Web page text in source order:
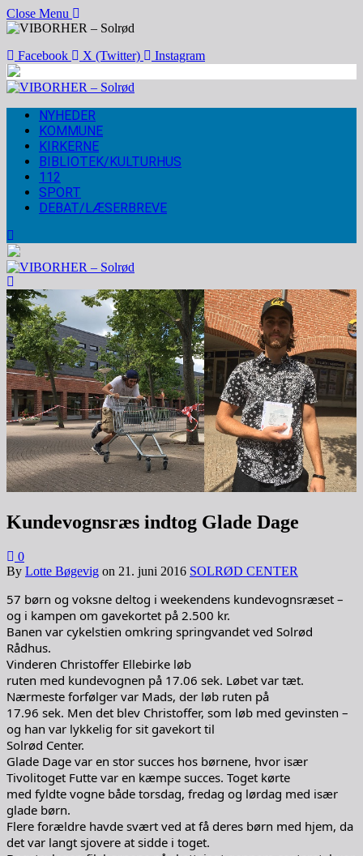
Close Menu
Facebook X (Twitter) Instagram
NYHEDER
KOMMUNE
KIRKERNE
BIBLIOTEK/KULTURHUS
112
SPORT
DEBAT/LÆSERBREVE
Kundevognsræs indtog Glade Dage
0
By Lotte Bøgevig on 21. juni 2016 SOLRØD CENTER
57 børn og voksne deltog i weekendens kundevognsræset –
og i kampen om gavekortet på 2.500 kr.
Banen var cykelstien omkring springvandet ved Solrød
Rådhus.
Vinderen Christoffer Ellebirke løb
ruten med kundevognen på 17.06 sek. Løbet var tæt.
Nærmeste forfølger var Mads, der løb ruten på
17.96 sek. Men det blev Christoffer, som løb med gevinsten –
og han var lykkelig for sit gavekort til
Solrød Center.
Glade Dage var en stor succes hos børnene, hvor især
Tivolitoget Futte var en kæmpe succes. Toget kørte
med fyldte vogne både torsdag, fredag og lørdag med især
glade børn.
Flere forældre havde svært ved at få deres børn med hjem, da
det var langt sjovere at sidde i toget.